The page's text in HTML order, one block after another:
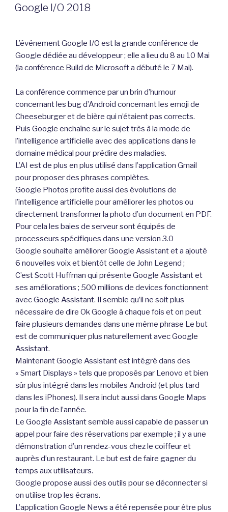
LE
Google I/O 2018
L’événement Google I/O est la grande conférence de
Google dédiée au développeur ; elle a lieu du 8 au 10 Mai
(la conférence Build de Microsoft a débuté le 7 Mai).
La conférence commence par un brin d’humour
concernant les bug d’Android concernant les emoji de
Cheeseburger et de bière qui n’étaient pas corrects.
Puis Google enchaîne sur le sujet très à la mode de
l’intelligence artificielle avec des applications dans le
domaine médical pour prédire des maladies.
L’AI est de plus en plus utilisé dans l’application Gmail
pour proposer des phrases complètes.
Google Photos profite aussi des évolutions de
l’intelligence artificielle pour améliorer les photos ou
directement transformer la photo d’un document en PDF.
Pour cela les baies de serveur sont équipés de
processeurs spécifiques dans une version 3.0
Google souhaite améliorer Google Assistant et a ajouté
6 nouvelles voix et bientôt celle de John Legend ;
C’est Scott Huffman qui présente Google Assistant et
ses améliorations ; 500 millions de devices fonctionnent
avec Google Assistant. Il semble qu’il ne soit plus
nécessaire de dire Ok Google à chaque fois et on peut
faire plusieurs demandes dans une même phrase Le but
est de communiquer plus naturellement avec Google
Assistant.
Maintenant Google Assistant est intégré dans des
« Smart Displays » tels que proposés par Lenovo et bien
sûr plus intégré dans les mobiles Android (et plus tard
dans les iPhones). Il sera inclut aussi dans Google Maps
pour la fin de l’année.
Le Google Assistant semble aussi capable de passer un
appel pour faire des réservations par exemple ; il y a une
démonstration d’un rendez-vous chez le coiffeur et
auprès d’un restaurant. Le but est de faire gagner du
temps aux utilisateurs.
Google propose aussi des outils pour se déconnecter si
on utilise trop les écrans.
L’application Google News a été repensée pour être plus